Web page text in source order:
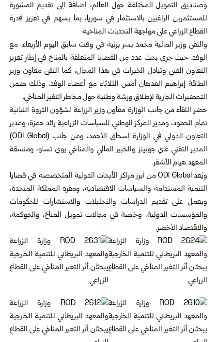
وصناديق التمويل المختلفة حول العالم، إضافة إلى تقديم المشورة
للمستثمرين الراغبين بالاستثمار في سوريا، بما يسهم في تعزيز قدرة
القطاع الزراعي على مواجهة التحديات المناخية.
والتقى وزير المالية محمد يسر برنية في وقت سابق اليوم الأربعاء، مع
الوفد، حيث جرى بحث عدد من القضايا المتعلقة بالمناخ في إطار تعزيز
التعاون الفني وتبادل الخبرات في هذا المجال، كما التقى معاون وزير
الطاقة إبراهيم العدهان أمس الثلاثاء مع أعضاء الوفد، وذلك ضمن
التحضيرات الجارية لإطلاق ورشة وطنية حول مخاطر التغير المناخي.
حضر اللقاء من جانب الوزارة معاون وزير الزراعة لشؤون الثروة النباتية
تمام الحمود، ومدير المركز الوطني للسياسات الزراعية رائد حمزة، ومدير
التعاون الدولي في الوزارة إسحاق الأحمد، ومن جانب (ODI Global)
المدير التقني غاي جوبينز والخبير المالي والمناخي يوي تساو، ومنسقة
المعهد هيام الأشقر.
ويُعد ODI Global من أبرز مراكز الأبحاث الدولية المتخصصة في قضايا
التنمية المستدامة والسياسات الاقتصادية، ومقره المملكة المتحدة،
ويعمل على تقديم الدراسات والتحليلات والاستشارات للحكومات
والمؤسسات الدولية، وخاصة في مجالات تمويل المناخ، والحوكمة،
والاقتصاد الأخضر.